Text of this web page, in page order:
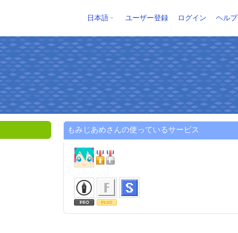
日本語 ユーザー登録 ログイン ヘルプ
もみじあめさんの使っているサービス